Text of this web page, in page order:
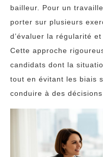
bailleur. Pour un
porter sur plusieurs
d’évaluer la régularité
Cette approche
candidats dont la
tout en évitant les biais
conduire à des décisions